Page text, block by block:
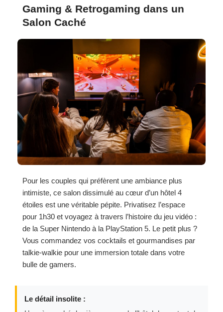
Gaming & Retrogaming dans un
Salon Caché
Pour les couples qui préfèrent une ambiance plus
intimiste, ce salon dissimulé au cœur d’un hôtel 4
étoiles est une véritable pépite. Privatisez l’espace
pour 1h30 et voyagez à travers l’histoire du jeu vidéo :
de la Super Nintendo à la PlayStation 5. Le petit plus ?
Vous commandez vos cocktails et gourmandises par
talkie-walkie pour une immersion totale dans votre
bulle de gamers.
Le détail insolite :